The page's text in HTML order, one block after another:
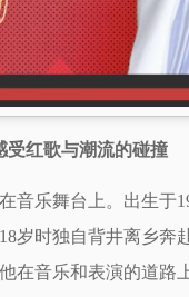
红歌与潮流的碰撞
音乐舞台上。出生于
岁时独自背井离乡
在音乐和表演的道路